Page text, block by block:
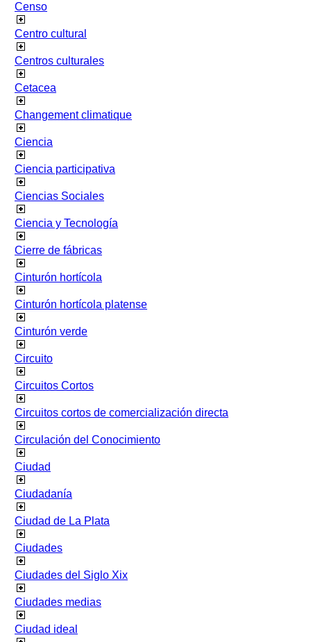
Censo
Centro cultural
Centros culturales
Cetacea
Changement climatique
Ciencia
Ciencia participativa
Ciencias Sociales
Ciencia y Tecnología
Cierre de fábricas
Cinturón hortícola
Cinturón hortícola platense
Cinturón verde
Circuito
Circuitos Cortos
Circuitos cortos de comercialización directa
Circulación del Conocimiento
Ciudad
Ciudadanía
Ciudad de La Plata
Ciudades
Ciudades del Siglo Xix
Ciudades medias
Ciudad ideal